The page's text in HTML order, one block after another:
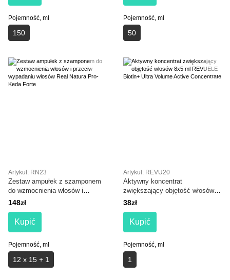
Pojemność, ml
150
Pojemność, ml
50
Artykuł: RN23
Zestaw ampułek z szamponem
do wzmocnienia włosów i
przeciw wypadaniu włosów Real
148zł
Kupić
Pojemność, ml
12 х 15 + 1
Artykuł: REVU20
Aktywny koncentrat
zwiększający objętość włosów
8x5 ml REVUELE Biotin+ Ultra
38zł
Kupić
Pojemność, ml
1